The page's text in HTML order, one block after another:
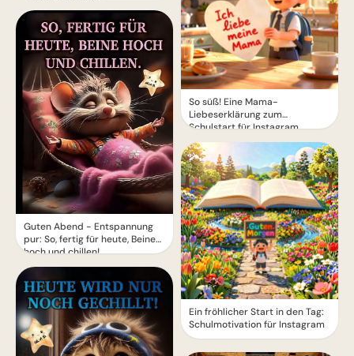
Guten Abend - Entspannung
pur: So, fertig für heute, Beine
hoch und chillen!
So süß! Eine Mama-
Liebeserklärung zum
Schulstart für Instagram
Ein fröhlicher Start in den Tag:
Schulmotivation für Instagram